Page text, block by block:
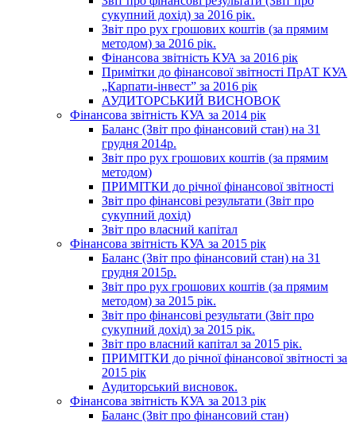
сукупний дохід) за 2016 рік.
Звіт про рух грошових коштів (за прямим
методом) за 2016 рік.
Фінансова звітність КУА за 2016 рік
Примітки до фінансової звітності ПрАТ КУА
„Карпати-інвест” за 2016 рік
АУДИТОРСЬКИЙ ВИСНОВОК
Фінансова звітність КУА за 2014 рік
Баланс (Звіт про фінансовий стан) на 31
грудня 2014р.
Звіт про рух грошових коштів (за прямим
методом)
ПРИМІТКИ до річної фінансової звітності
Звіт про фінансові результати (Звіт про
сукупний дохід)
Звіт про власний капітал
Фінансова звітність КУА за 2015 рік
Баланс (Звіт про фінансовий стан) на 31
грудня 2015р.
Звіт про рух грошових коштів (за прямим
методом) за 2015 рік.
Звіт про фінансові результати (Звіт про
сукупний дохід) за 2015 рік.
Звіт про власний капітал за 2015 рік.
ПРИМІТКИ до річної фінансової звітності за
2015 рік
Аудиторський висновок.
Фінансова звітність КУА за 2013 рік
Баланс (Звіт про фінансовий стан)